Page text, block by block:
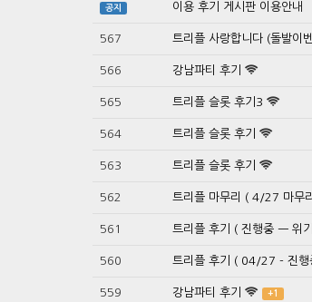
공지 이용 후기 게시판 이용안내
567 트리플 사랑합니다 (돌발이
566 강남파티 후기
565 트리플 슬롯 후기3
564 트리플 슬롯 후기
563 트리플 슬롯 후기
562 트리플 마무리 ( 4/27 마무
561 트리플 후기 ( 진행중 ㅡ 위
560 트리플 후기 ( 04/27 - 진
559 강남파티 후기 +1